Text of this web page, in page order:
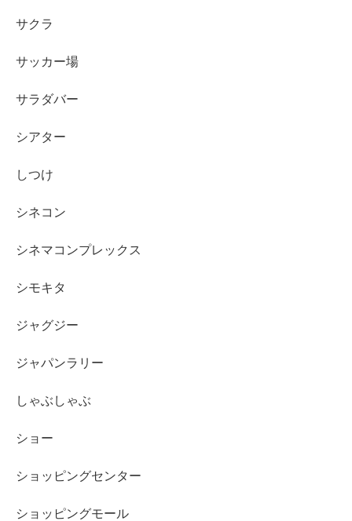
サクラ
サッカー場
サラダバー
シアター
しつけ
シネコン
シネマコンプレックス
シモキタ
ジャグジー
ジャパンラリー
しゃぶしゃぶ
ショー
ショッピングセンター
ショッピングモール